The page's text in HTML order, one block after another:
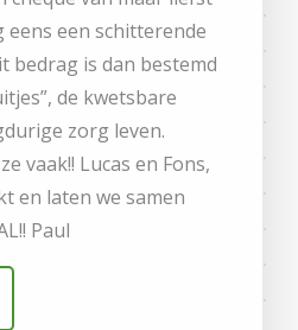
eens een schitterende
bedrag is dan bestemd
de kwetsbare
zorg leven.
vaak!! Lucas en Fons,
en laten we samen
Paul